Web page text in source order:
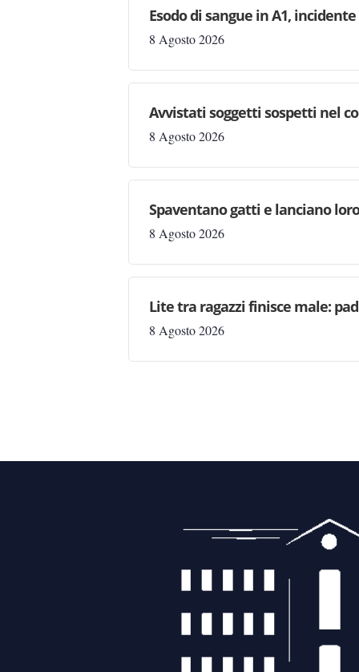
Esodo di sangue in A1,
8 Agosto 2026
Avvistati soggetti sospetti nel
8 Agosto 2026
Spaventano gatti e lanciano
8 Agosto 2026
Lite tra ragazzi finisce male:
8 Agosto 2026